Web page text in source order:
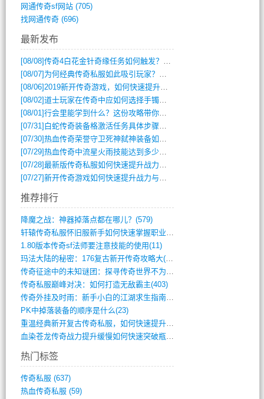
网通传奇sf网站(705)
找网通传奇(696)
最新发布
[08/08]传奇4白花金针奇缘任务如何触发？完整攻略解析
[08/07] 为何经典传奇私服如此吸引玩家？深度攻略解析
[08/06]2019新开传奇游戏，如何快速提升角色等级？
[08/02]道士玩家在传奇中应如何选择手镯装备？
[08/01]行会里能学到什么？这份攻略带你全掌握
[07/31] 白蛇传奇装备格激活任务具体步骤是什么？如何完成？
[07/30]热血传奇荣誉守卫死神弑神装备如何获取与佩戴攻略？
[07/29]热血传奇中流星火雨技能达到多少级可以开始练装备？
[07/28]最新版传奇私服如何快速提升战力与获取稀有装备？
[07/27]新开传奇游戏如何快速提升战力与获取稀有装备？
推荐排行
降魔之战：神器掉落点都在哪儿？(579)
轩辕传奇私服怀旧服新手如何快速掌握职业选(993)
1.80版本传奇sf法师要注意技能的使用(11)
玛法大陆的秘密：176复古新开传奇攻略大(486)
传奇征途中的未知谜团：探寻传奇世界不为人(595)
传奇私服巅峰对决：如何打造无敌霸主(403)
传奇外挂及时雨：新手小白的江湖求生指南(802)
PK中掉落装备的顺序是什么(23)
重温经典新开复古传奇私服，如何快速提升等(392)
血染苍龙传奇战力提升缓慢如何快速突破瓶颈(654)
热门标签
传奇私服 (637)
热血传奇私服 (59)